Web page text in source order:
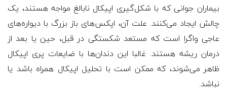
بیماران جوانی که با شکل‌گیری اپیکال نابالغ مواجه هستند، یک
چالش ایجاد می‌کنند. علت آن، اپکس‌های باز بزرگ با دیواره‌های
عاجی واگرا است که مستعد شکستگی در قبل، حین یا بعد از
درمان ریشه هستند. غالبا این دندان‌ها با ضایعات پری اپیکال
ظاهر می‌شوند، که ممکن است با تحلیل اپیکال همراه باشد یا
نباشد.